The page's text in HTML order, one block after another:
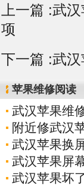
上一篇 :武
项
下一篇 :武汉
苹果维修阅读
武汉苹果维
附近修武汉
武汉苹果换
武汉苹果屏
武汉苹果坏